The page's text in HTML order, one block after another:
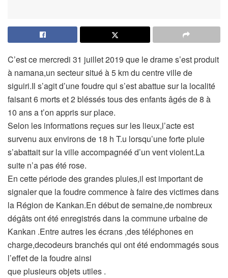
C’est ce mercredi 31 juillet 2019 que le drame s’est produit
à namana,un secteur situé à 5 km du centre ville de
siguiri.Il s’agit d’une foudre qui s’est abattue sur la localité
faisant 6 morts et 2 bléssés tous des enfants âgés de 8 à
10 ans a t’on appris sur place.
Selon les informations reçues sur les lieux,l’acte est
survenu aux environs de 18 h T.u lorsqu’une forte pluie
s’abattait sur la ville accompagnéé d’un vent violent.La
suite n’a pas été rose.
En cette période des grandes pluies,il est important de
signaler que la foudre commence à faire des victimes dans
la Région de Kankan.En début de semaine,de nombreux
dégâts ont été enregistrés dans la commune urbaine de
Kankan .Entre autres les écrans ,des téléphones en
charge,decodeurs branchés qui ont été endommagés sous
l’effet de la foudre ainsi
que plusieurs objets utiles .